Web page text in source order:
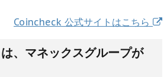
Coincheck 公式サイトはこちら
、マネックスグループが